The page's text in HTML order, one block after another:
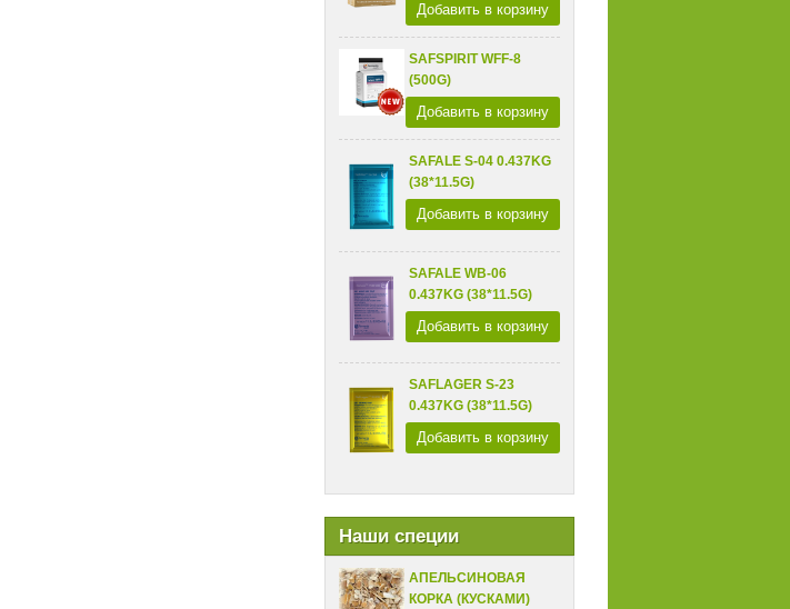
Добавить в корзину
SAFSPIRIT WFF-8
(500G)
Добавить в корзину
SAFALE S-04 0.437KG
(38*11.5G)
Добавить в корзину
SAFALE WB-06
0.437KG (38*11.5G)
Добавить в корзину
SAFLAGER S-23
0.437KG (38*11.5G)
Добавить в корзину
Наши специи
АПЕЛЬСИНОВАЯ
КОРКА (КУСКАМИ)